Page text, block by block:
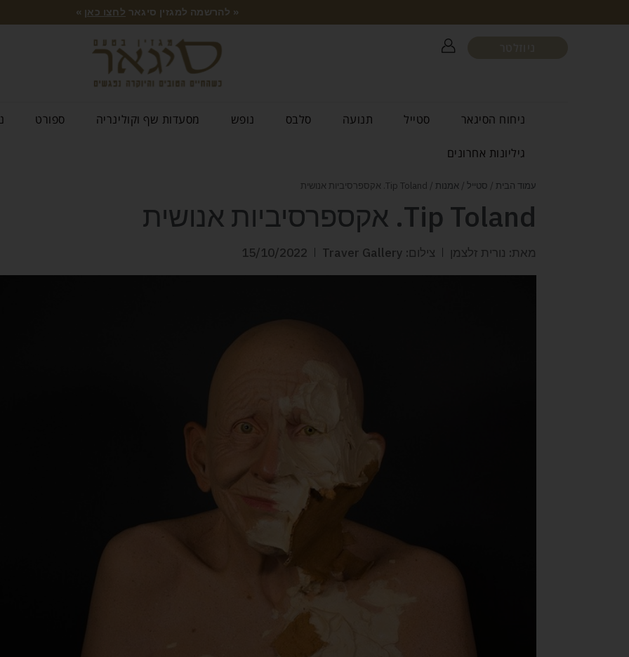
« להרשמה למגזין סיגאר לחצו כאן »
ניחוח הסיגאר סטייל תנועה סלבס נופש מסעדות שף וקולינריה ספורט
גיליונות אחרונים
עמוד הבית / סטייל / אמנות / Tip Toland. אקספרסיביות אנושית
Tip Toland. אקספרסיביות אנושית
מאת: נורית זלצמן צילום: Traver Gallery 15/10/2022